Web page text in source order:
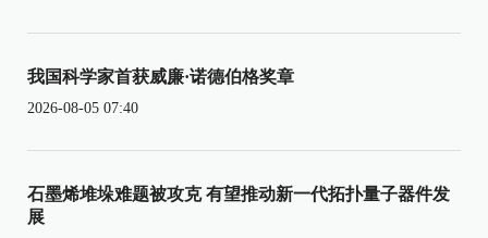
我国科学家首获威廉·诺德伯格奖章
2026-08-05 07:40
石墨烯堆垛难题被攻克 有望推动新一代拓扑量子器件发
展